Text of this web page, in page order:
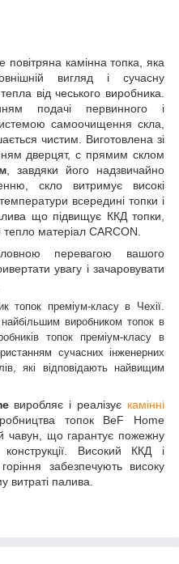
повітряна камінна топка, яка
вигляд і сучасну
відчеського виробника.
подачі первинного і
самоочищенняскла,
чистим. Виготовлена зі
дверцят, c прямим склом
, завдяки його надзвичайно
скло витримує високі
всередині топки і
що підвищує ККД топки,
матеріал CARCON.
перевагою вашого
увагу і зачаровувати
топок преміум-класу в Чехії.
виробником топок в
топок преміум-класу в
сучасних інженерних
які відповідають найвищим
виробляє і реалізує камінні
топок BeF Home
чавун, що гарантує пожежну
конструкції. Високий ККД і
забезпечують високу
витраті палива.